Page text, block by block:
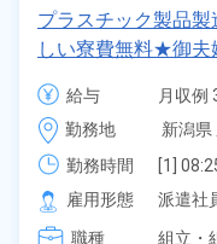
プラスチック製品
しい寮費無料★御夫
年齢の男女活躍中
ク・自転車通勤可！
用制度あり！《新
給与
月収例
時給
勤務地
新潟県
勤務時間
[1]
[2]
雇用形態
派遣社
職種
組立・